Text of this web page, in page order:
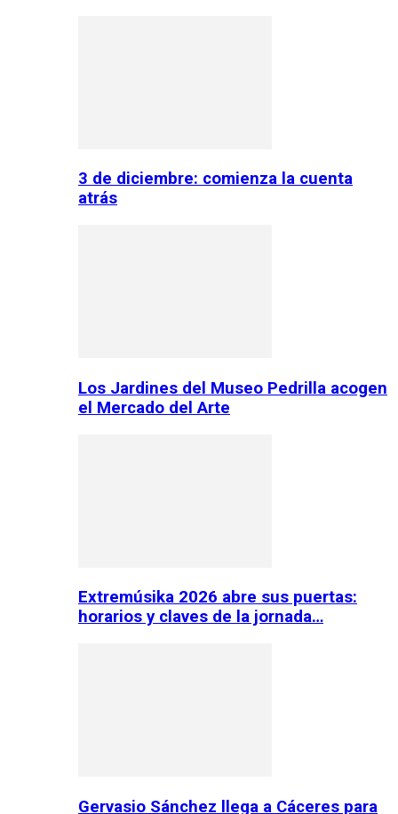
3 de diciembre: comienza la cuenta
atrás
Los Jardines del Museo Pedrilla acogen
el Mercado del Arte
Extremúsika 2026 abre sus puertas:
horarios y claves de la jornada…
Gervasio Sánchez llega a Cáceres para